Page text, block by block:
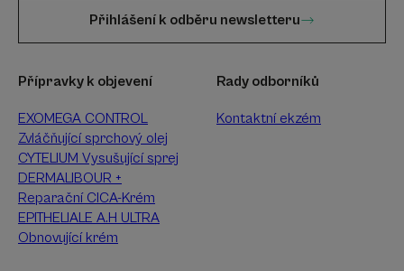
Přihlášení k odběru newsletteru
Přípravky k objevení
EXOMEGA CONTROL
Zvláčňující sprchový olej
CYTELIUM Vysušující sprej
DERMALIBOUR +
Reparační CICA-Krém
EPITHELIALE A.H ULTRA
Obnovující krém
Rady odborníků
Kontaktní ekzém